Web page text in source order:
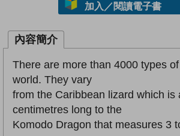
加入／閱讀電子書
內容簡介
There are more than 4000 types
world. They vary
from the Caribbean lizard which is
centimetres long to the
Komodo Dragon that measures 3